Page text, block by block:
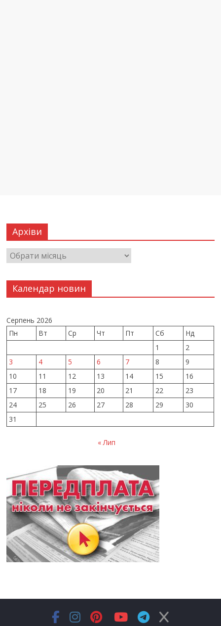
Архіви
Календар новин
Серпень 2026
Пн
Вт Ср Чт Пт Сб
Нд
1
2
3
4 5 6 7 8
9
10
11 12 13 14 15
16
17
18 19 20 21 22
23
24
25 26 27 28 29
30
31
« Лип